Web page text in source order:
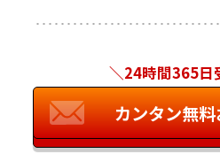
＼24時間365日
カンタン無